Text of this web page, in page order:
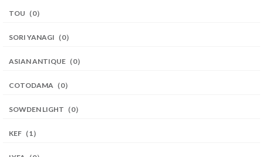
TOU（0）
SORI YANAGI（0）
ASIAN ANTIQUE（0）
COTODAMA（0）
SOWDEN LIGHT（0）
KEF（1）